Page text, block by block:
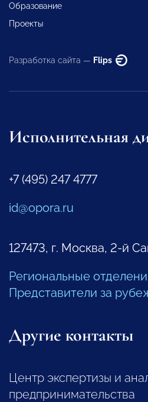
Образование
Проекты
Разработка сайта — Flips
Исполнительная
+7 (495) 247 4777
id@opora.ru
127473, г. Москва, 2-й
Региональные
Представители за
Другие контакты
Центр экспертизы и
предпринимательства